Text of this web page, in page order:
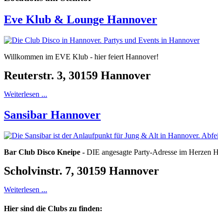
Eve Klub & Lounge Hannover
Willkommen im EVE Klub - hier feiert Hannover!
Reuterstr. 3, 30159 Hannover
Weiterlesen ...
Sansibar Hannover
Bar Club Disco Kneipe - DIE angesagte Party-Adresse im Herzen
Scholvinstr. 7, 30159 Hannover
Weiterlesen ...
Hier sind die Clubs zu finden: